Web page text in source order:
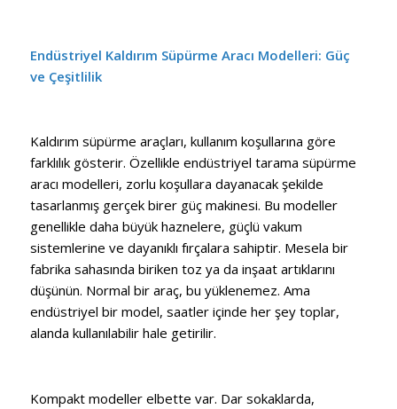
Endüstriyel Kaldırım Süpürme Aracı Modelleri: Güç
ve Çeşitlilik
Kaldırım süpürme araçları, kullanım koşullarına göre
farklılık gösterir. Özellikle endüstriyel tarama süpürme
aracı modelleri, zorlu koşullara dayanacak şekilde
tasarlanmış gerçek birer güç makinesi. Bu modeller
genellikle daha büyük haznelere, güçlü vakum
sistemlerine ve dayanıklı fırçalara sahiptir. Mesela bir
fabrika sahasında biriken toz ya da inşaat artıklarını
düşünün. Normal bir araç, bu yüklenemez. Ama
endüstriyel bir model, saatler içinde her şey toplar,
alanda kullanılabilir hale getirilir.
Kompakt modeller elbette var. Dar sokaklarda,